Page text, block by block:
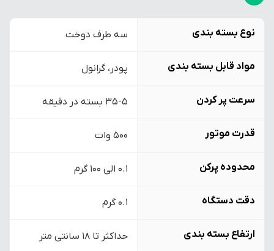
نوع بسته بندی سه طرف دوخت
مواد قابل بسته بندی پودر، گرانول
سرعت پر کردن 35-5 بسته در دقیقه
قدرت موتور ۵۰۰ وات
محدوده پرکن ۰.۱ الی ۱۰۰ گرم
دقت دستگاه ۰.۱ گرم
ارتفاع بسته بندی حداکثر تا 18 سانتی متر